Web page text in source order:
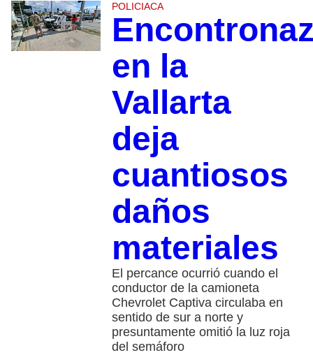
POLICIACA
en la
Vallarta
deja
cuantiosos
daños
materiales
El percance ocurrió cuando el
conductor de la camioneta
Chevrolet Captiva circulaba en
sentido de sur a norte y
presuntamente omitió la luz roja
del semáforo